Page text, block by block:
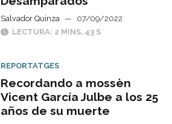
Salvador Quinza —
07/09/2022
LECTURA: 2 MINS, 43 S
REPORTATGES
Recordando a mossèn
Vicent García Julbe a los 25
años de su muerte